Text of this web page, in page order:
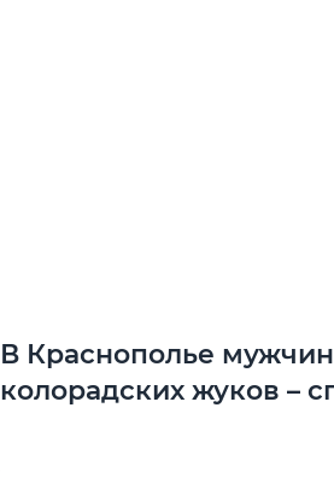
В Краснополье
колорадских жуков –